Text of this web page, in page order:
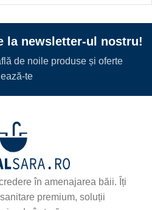
la newsletter-ul nostru!
de noile produse și oferte
te
în amenajarea băii. Îți
premium, soluții